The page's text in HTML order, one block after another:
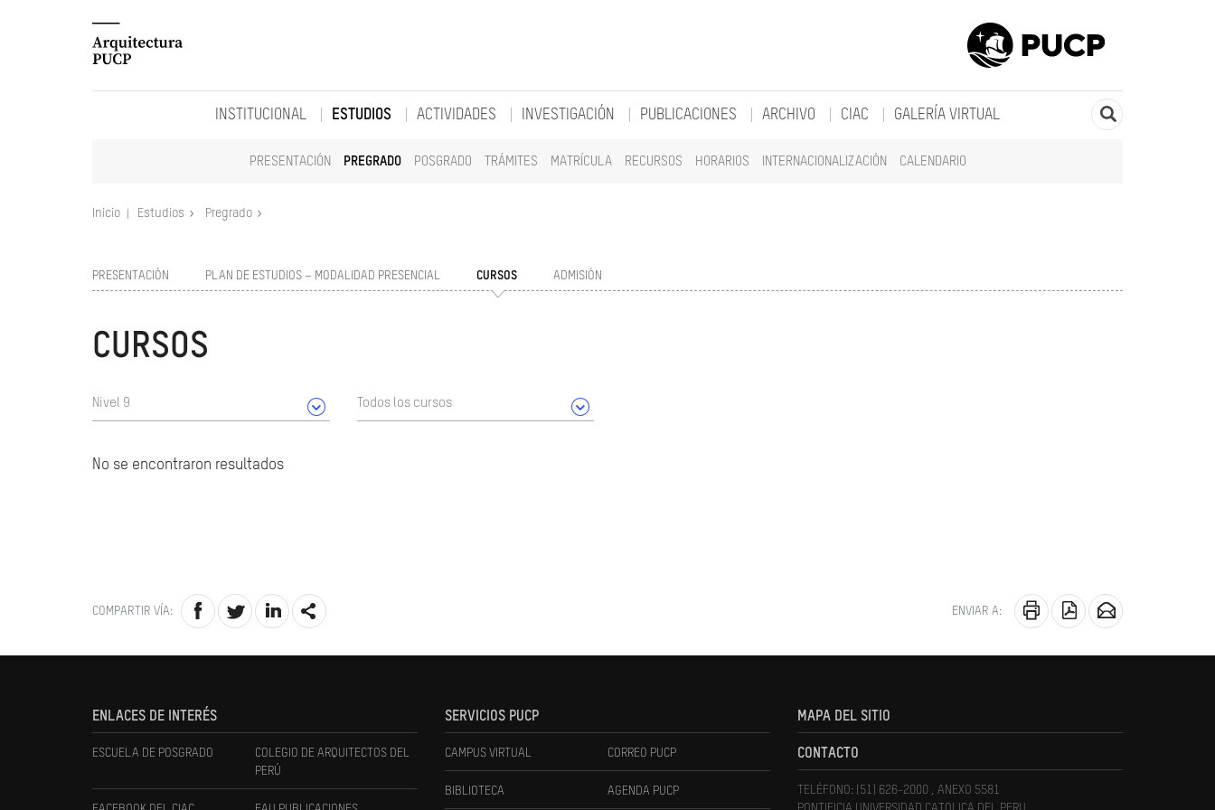
INSTITUCIONAL ESTUDIOS
PRESENTACIÓN PREGRADO POSGRADO TRÁMITES MATRÍCULA RECURSOS HORARIOS INTERNACIONALIZACIÓN CALENDARIO
ACTIVIDADES INVESTIGACIÓN PUBLICACIONES ARCHIVO CIAC GALERÍA VIRTUAL
Inicio Estudios Pregrado
PRESENTACIÓN PLAN DE ESTUDIOS – MODALIDAD PRESENCIAL CURSOS ADMISIÓN
CURSOS
Nivel 9 Todos los cursos
No se encontraron resultados
COMPARTIR VÍA: ENVIAR A:
ENLACES DE INTERÉS
ESCUELA DE POSGRADO
COLEGIO DE ARQUITECTOS DEL
PERÚ
SERVICIOS PUCP
CAMPUS VIRTUAL CORREO PUCP
BIBLIOTECA AGENDA PUCP
MAPA DEL SITIO
CONTACTO
TELÉFONO: (51) 626-2000 , ANEXO 5581